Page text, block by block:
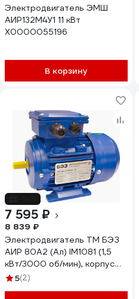
Электродвигатель ЭМШ
АИР132М4У1 11 кВт
Х0000055196
В корзину
7 595 ₽
8 839 ₽
Электродвигатель ТМ БЭЗ
АИР 80A2 (Ал) IM1081 (1,5
кВт/3000 об/мин), корпус
алюминий 97780
5(2)